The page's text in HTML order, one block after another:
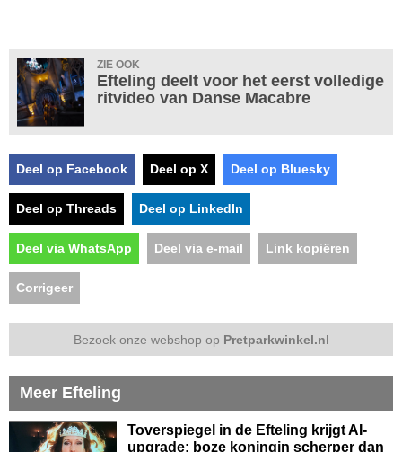
ZIE OOK
Efteling deelt voor het eerst volledige
ritvideo van Danse Macabre
Deel op Facebook Deel op X Deel op Bluesky
Deel op Threads Deel op LinkedIn
Deel via WhatsApp Deel via e-mail Link kopiëren
Corrigeer
Bezoek onze webshop op Pretparkwinkel.nl
Meer Efteling
Toverspiegel in de Efteling krijgt AI-
upgrade: boze koningin scherper dan